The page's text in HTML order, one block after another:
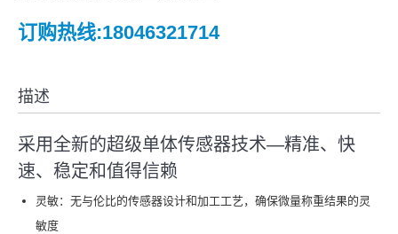
订购热线:18046321714
描述
采用全新的超级单体传感器技术—精准、快
速、稳定和值得信赖
灵敏：无与伦比的传感器设计和加工工艺，确保微量称重结果的灵
敏度